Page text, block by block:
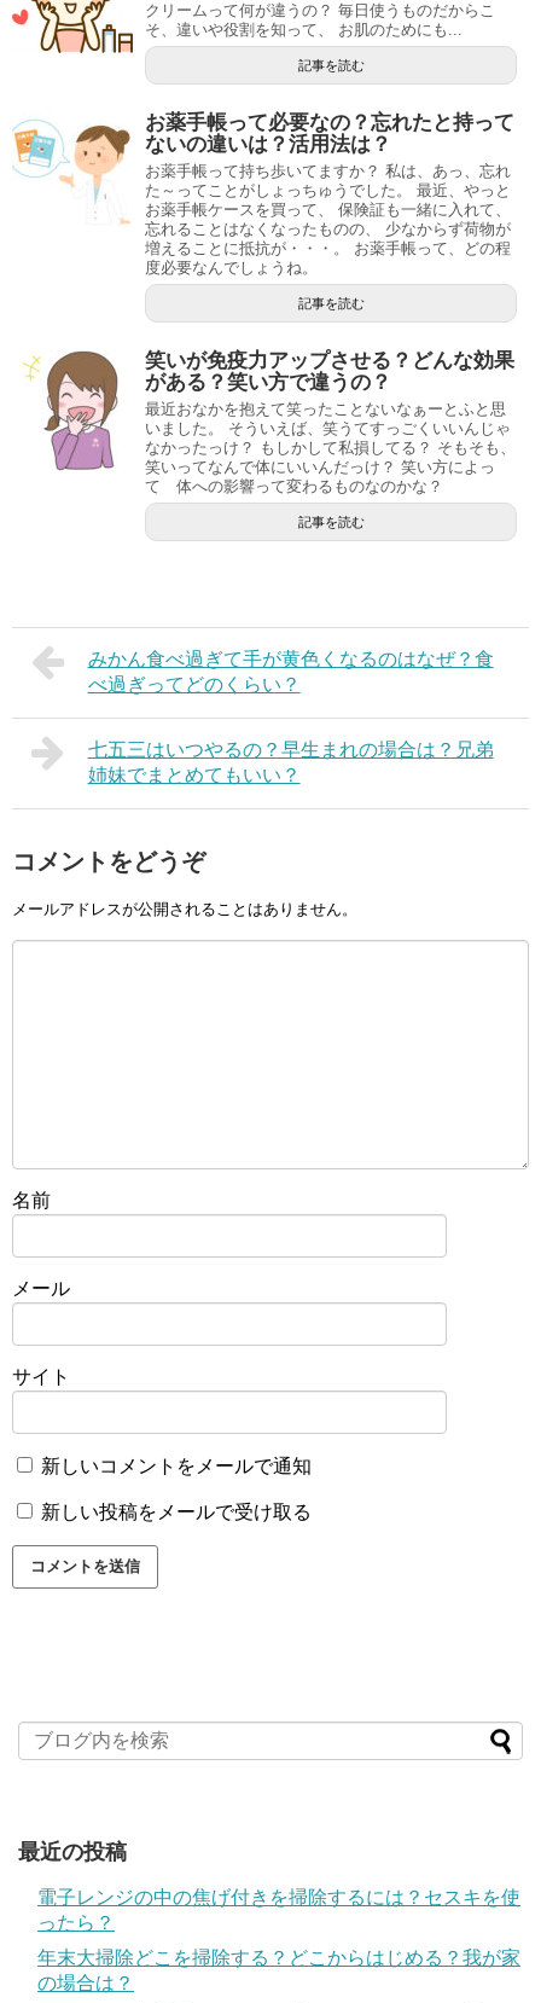
クリームって何が違うの？ 毎日使うものだからこ
そ、違いや役割を知って、 お肌のためにも...
記事を読む
お薬手帳って必要なの？忘れたと持って
ないの違いは？活用法は？
お薬手帳って持ち歩いてますか？ 私は、あっ、忘れ
た～ってことがしょっちゅうでした。 最近、やっと
お薬手帳ケースを買って、 保険証も一緒に入れて、
忘れることはなくなったものの、 少なからず荷物が
増えることに抵抗が・・・。 お薬手帳って、どの程
度必要なんでしょうね。
記事を読む
笑いが免疫力アップさせる？どんな効果
がある？笑い方で違うの？
最近おなかを抱えて笑ったことないなぁーとふと思
いました。 そういえば、笑うてすっごくいいんじゃ
なかったっけ？ もしかして私損してる？ そもそも、
笑いってなんで体にいいんだっけ？ 笑い方によっ
て 体への影響って変わるものなのかな？
記事を読む
みかん食べ過ぎて手が黄色くなるのはなぜ？食
べ過ぎってどのくらい？
七五三はいつやるの？早生まれの場合は？兄弟
姉妹でまとめてもいい？
コメントをどうぞ
メールアドレスが公開されることはありません。
名前
メール
サイト
新しいコメントをメールで通知
新しい投稿をメールで受け取る
最近の投稿
電子レンジの中の焦げ付きを掃除するには？セスキを使
ったら？
年末大掃除どこを掃除する？どこからはじめる？我が家
の場合は？